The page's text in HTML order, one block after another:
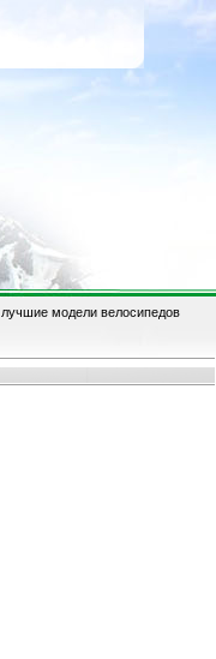
лучшие модели велосипедов